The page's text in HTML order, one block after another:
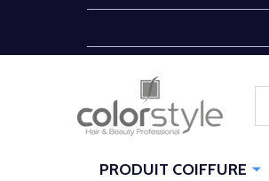
PRODUIT COIFFURE